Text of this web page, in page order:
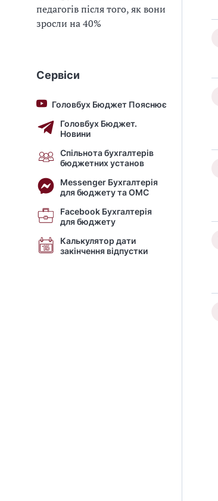
педагогів після того, як вони
зросли на 40%
Сервіси
Головбух Бюджет Пояснює
Головбух Бюджет.
Новини
Спільнота бухгалтерів
бюджетних установ
Messenger Бухгалтерія
для бюджету та ОМС
Facebook Бухгалтерія
для бюджету
Калькулятор дати
закінчення відпустки